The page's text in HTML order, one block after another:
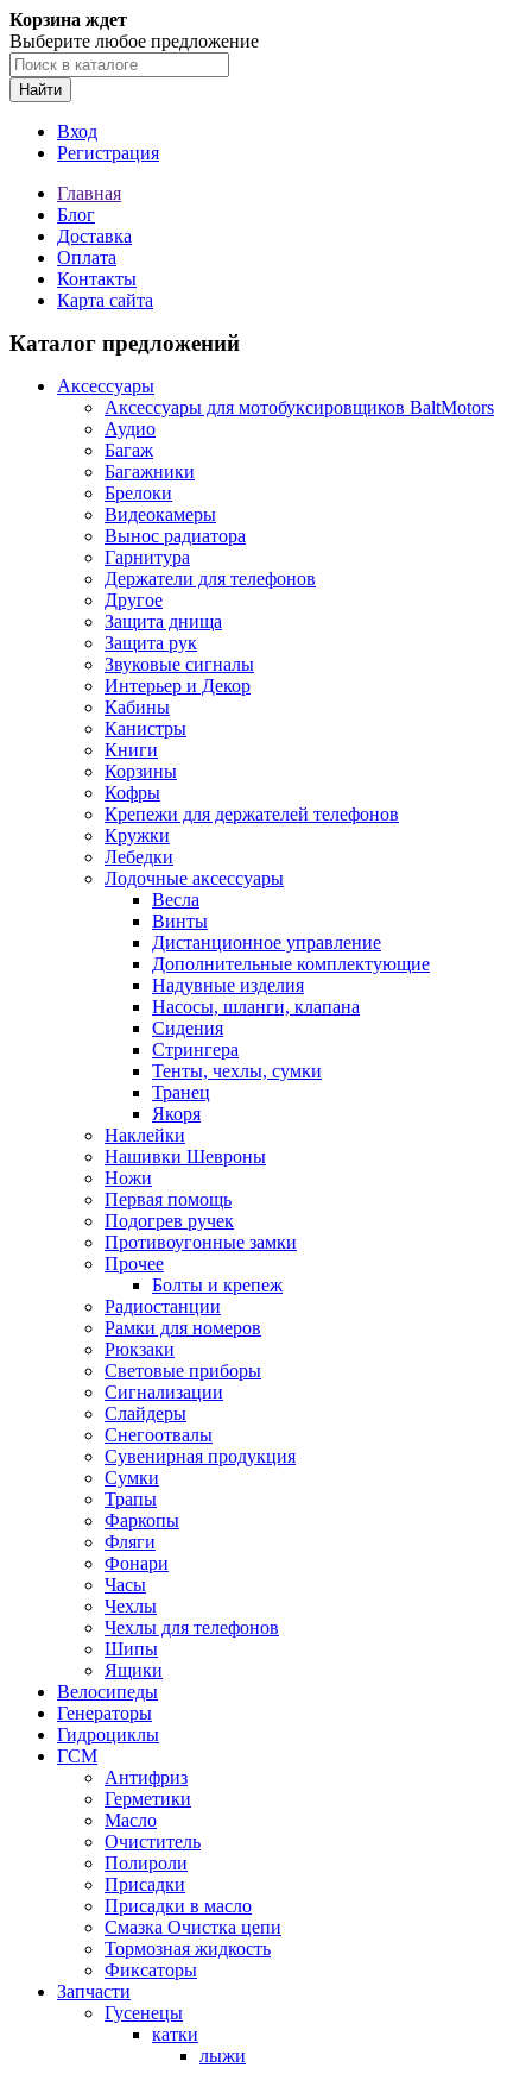
Корзина ждет
Выберите любое предложение
Найти
Вход
Регистрация
Главная
Блог
Доставка
Оплата
Контакты
Карта сайта
Каталог предложений
Аксессуары
Аксессуары для мотобуксировщиков BaltMotors
Аудио
Багаж
Багажники
Брелоки
Видеокамеры
Вынос радиатора
Гарнитура
Держатели для телефонов
Другое
Защита днища
Защита рук
Звуковые сигналы
Интерьер и Декор
Кабины
Канистры
Книги
Корзины
Кофры
Крепежи для держателей телефонов
Кружки
Лебедки
Лодочные аксессуары
Весла
Винты
Дистанционное управление
Дополнительные комплектующие
Надувные изделия
Насосы, шланги, клапана
Сидения
Стрингера
Тенты, чехлы, сумки
Транец
Якоря
Наклейки
Нашивки Шевроны
Ножи
Первая помощь
Подогрев ручек
Противоугонные замки
Прочее
Болты и крепеж
Радиостанции
Рамки для номеров
Рюкзаки
Световые приборы
Сигнализации
Слайдеры
Снегоотвалы
Сувенирная продукция
Сумки
Трапы
Фаркопы
Фляги
Фонари
Часы
Чехлы
Чехлы для телефонов
Шипы
Ящики
Велосипеды
Генераторы
Гидроциклы
ГСМ
Антифриз
Герметики
Масло
Очиститель
Полироли
Присадки
Присадки в масло
Смазка Очистка цепи
Тормозная жидкость
Фиксаторы
Запчасти
Гусенецы
катки
лыжи